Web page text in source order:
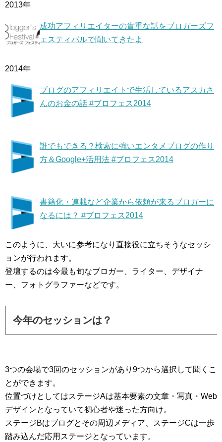
2013年
成功アフィリエイターの貴重な話をブロガーズフ
ェスティバルで聞いてきたよ
2014年
ブログのアフィリエイトで生活しているアスカさ
んのお金の話 #ブロフェス2014
誰でもできる？検索に強いエンタメブログの作り
方＆Google+活用法 #ブロフェス2014
書籍化・連載など企業から依頼が来るブロガーに
なるには？ #ブロフェス2014
このように、大いに参考になり直接役に立ちそうなセッシ
ョンが行われます。
登壇するのは今最も旬なブロガー、ライター、デザイナ
ー、フォトグラファーなどです。
今年のセッションは？
3つの会場で3回のセッションがあり9つから選択して聞くこ
とができます。
位置づけとしてはステージAは基本要素の文章・写真・Web
デザインとなっていて初心者や迷った方向け。
ステージBはブログとその周辺メディア、ステージCは一歩
踏み込んだ応用ステージとなっています。